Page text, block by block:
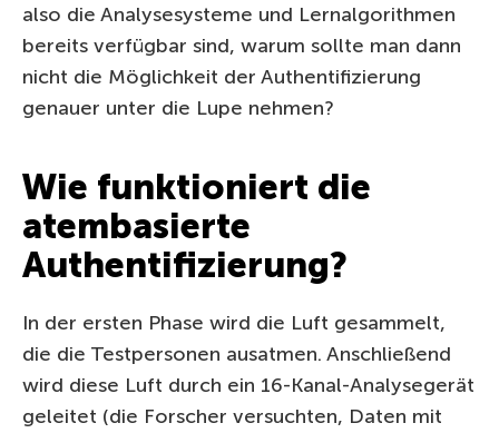
also die Analysesysteme und Lernalgorithmen
bereits verfügbar sind, warum sollte man dann
nicht die Möglichkeit der Authentifizierung
genauer unter die Lupe nehmen?
Wie funktioniert die
atembasierte
Authentifizierung?
In der ersten Phase wird die Luft gesammelt,
die die Testpersonen ausatmen. Anschließend
wird diese Luft durch ein 16-Kanal-Analysegerät
geleitet (die Forscher versuchten, Daten mit